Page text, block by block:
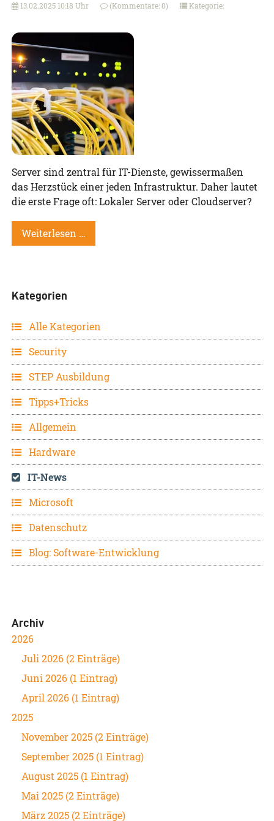
13.02.2025 10:18 Uhr (Kommentare: 0) Kategorie:
Server sind zentral für IT-Dienste, gewissermaßen
das Herzstück einer jeden Infrastruktur. Daher lautet
die erste Frage oft: Lokaler Server oder Cloudserver?
Weiterlesen …
Kategorien
Alle Kategorien
Security
STEP Ausbildung
Tipps+Tricks
Allgemein
Hardware
IT-News
Microsoft
Datenschutz
Blog: Software-Entwicklung
Archiv
2026
Juli 2026 (2 Einträge)
Juni 2026 (1 Eintrag)
April 2026 (1 Eintrag)
2025
November 2025 (2 Einträge)
September 2025 (1 Eintrag)
August 2025 (1 Eintrag)
Mai 2025 (2 Einträge)
März 2025 (2 Einträge)